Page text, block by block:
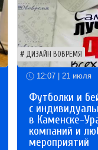
ДИЗАЙН ВОВРЕМЯ
12:07 | 21 июля
Футболки и
с
в Каменске-
компаний и
мероприятий